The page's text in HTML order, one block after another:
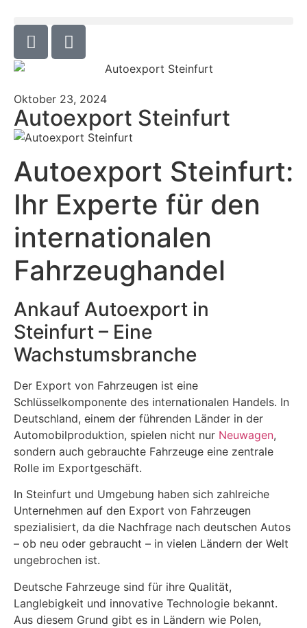
Oktober 23, 2024
Autoexport Steinfurt
Autoexport Steinfurt:
Ihr Experte für den
internationalen
Fahrzeughandel
Ankauf Autoexport in
Steinfurt – Eine
Wachstumsbranche
Der Export von Fahrzeugen ist eine
Schlüsselkomponente des internationalen Handels. In
Deutschland, einem der führenden Länder in der
Automobilproduktion, spielen nicht nur Neuwagen,
sondern auch gebrauchte Fahrzeuge eine zentrale
Rolle im Exportgeschäft.
In Steinfurt und Umgebung haben sich zahlreiche
Unternehmen auf den Export von Fahrzeugen
spezialisiert, da die Nachfrage nach deutschen Autos
– ob neu oder gebraucht – in vielen Ländern der Welt
ungebrochen ist.
Deutsche Fahrzeuge sind für ihre Qualität,
Langlebigkeit und innovative Technologie bekannt.
Aus diesem Grund gibt es in Ländern wie Polen,